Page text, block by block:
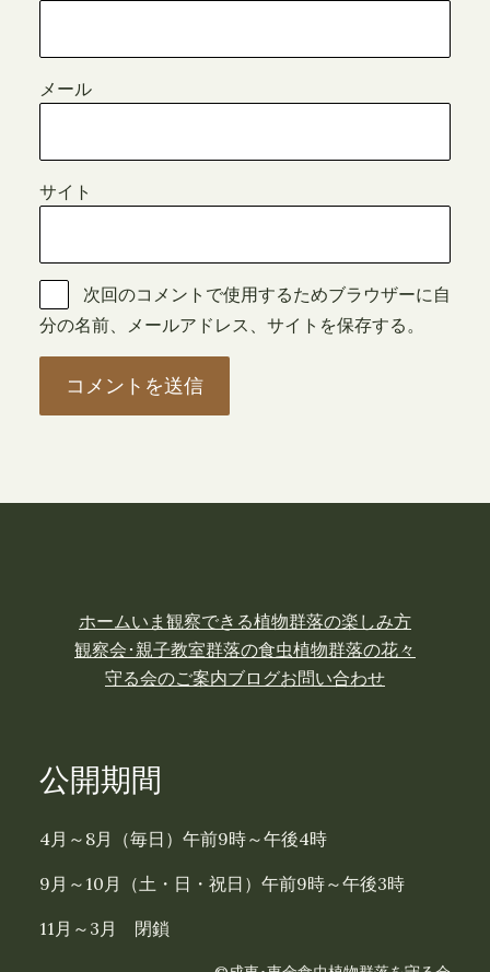
メール
サイト
次回のコメントで使用するためブラウザーに自
分の名前、メールアドレス、サイトを保存する。
ホームいま観察できる植物群落の楽しみ方
観察会･親子教室群落の食虫植物群落の花々
守る会のご案内ブログお問い合わせ
公開期間
4月～8月（毎日）午前9時～午後4時
9月～10月（土・日・祝日）午前9時～午後3時
11月～3月 閉鎖